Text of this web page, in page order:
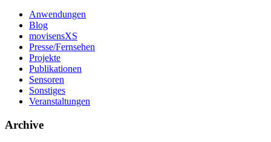
Anwendungen
Blog
movisensXS
Presse/Fernsehen
Projekte
Publikationen
Sensoren
Sonstiges
Veranstaltungen
Archive